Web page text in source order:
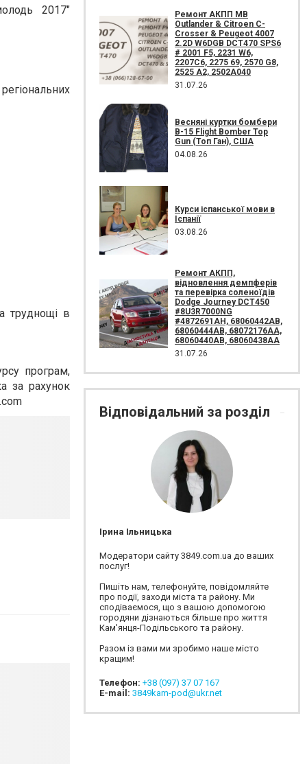
2017"
труднощі в
програм,
за рахунок
Ремонт АКПП MB
Outlander & Citroen C-
Crosser & Peugeot 4007
2.2D W6DGB DCT470 SPS6
# 2001 F5, 2231 W6,
2207C6, 2275 69, 2570 G8,
2525 A2, 2502A040
31.07.26
Весняні куртки бомбери
B-15 Flight Bomber Top
Gun (Топ Ган), США
04.08.26
Курси іспанської мови в
Іспанії
03.08.26
Ремонт АКПП,
відновлення демпферів
та перевірка соленоїдів
Dodge Journey DCT450
#8U3R7000NG
#4872691AH, 68060442AB,
68060444AB, 68072176AA,
68060440AB, 68060438AA
31.07.26
Відповідальний за розділ
Ірина Ільницька
Модератори сайту 3849.com.ua до ваших
послуг!
Пишіть нам, телефонуйте, повідомляйте
про події, заходи міста та району. Ми
сподіваємося, що з вашою допомогою
городяни дізнаються більше про життя
Кам'янця-Подільського та району.
Разом із вами ми зробимо наше місто
кращим!
Телефон: +38 (097) 37 07 167
E-mail: 3849kam-pod@ukr.net